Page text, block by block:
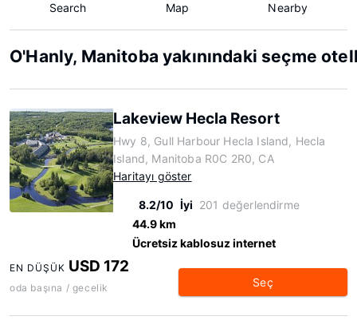
Search Map Nearby
O'Hanly, Manitoba yakınındaki seçme
Lakeview Hecla Resort
Hwy 8, Gull Harbour Hecla Island, Hecla
Island, Manitoba R0C 2R0, CA
Haritayı göster
8.2/10 İyi 201 değerlendirme
44.9 km
Ücretsiz kablosuz internet
EN DÜŞÜK USD 172
oda başına / gecelik Seç